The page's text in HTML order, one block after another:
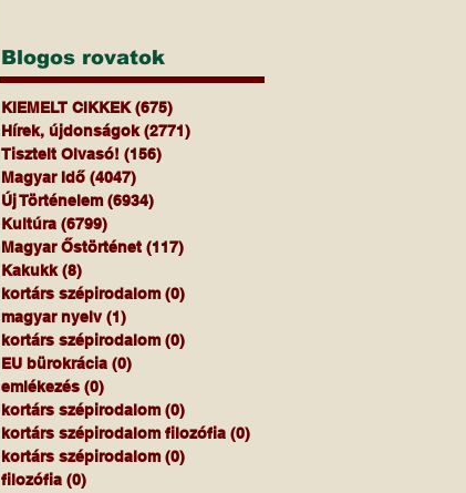
Blogos rovatok
KIEMELT CIKKEK (675)
Hírek, újdonságok (2771)
Tisztelt Olvasó! (156)
Magyar Idő (4047)
Új Történelem (6934)
Kultúra (6799)
Magyar Őstörténet (117)
Kakukk (8)
kortárs szépirodalom (0)
magyar nyelv (1)
kortárs szépirodalom (0)
EU bürokrácia (0)
emlékezés (0)
kortárs szépirodalom (0)
kortárs szépirodalom filozófia (0)
kortárs szépirodalom (0)
filozófia (0)